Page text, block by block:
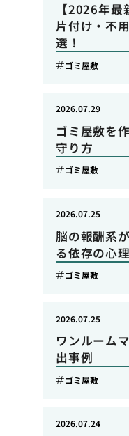
【2026年
片付け・不
選！
ゴミ屋敷
ゴミ屋敷を
守り方
2026.07.29
ゴミ屋敷
脳の報酬系
る依存の心
2026.07.25
ゴミ屋敷
ワンルーム
出事例
2026.07.25
ゴミ屋敷
2026.07.24